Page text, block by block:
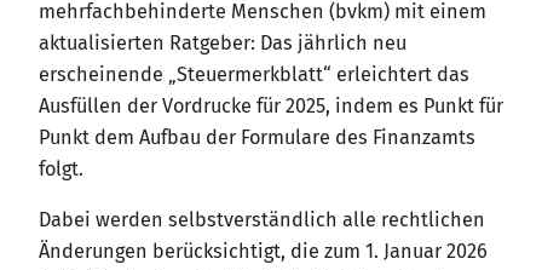
mehrfachbehinderte Menschen (bvkm) mit einem
aktualisierten Ratgeber: Das jährlich neu
erscheinende „Steuermerkblatt“ erleichtert das
Ausfüllen der Vordrucke für 2025, indem es Punkt für
Punkt dem Aufbau der Formulare des Finanzamts
folgt.
Dabei werden selbstverständlich alle rechtlichen
Änderungen berücksichtigt, die zum 1. Januar 2026